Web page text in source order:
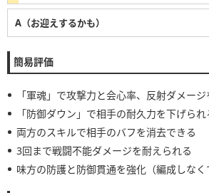
A（お迎えするかも）
簡易評価
「軍魂」で攻撃力と会心率、反射ダメー
「防御ダウン」で相手の耐久力を下げられ
両方のスキルで相手のバフを消去できる
3回まで戦闘不能ダメージを耐えられる
味方の防護と防御貫通を強化（編成しなく